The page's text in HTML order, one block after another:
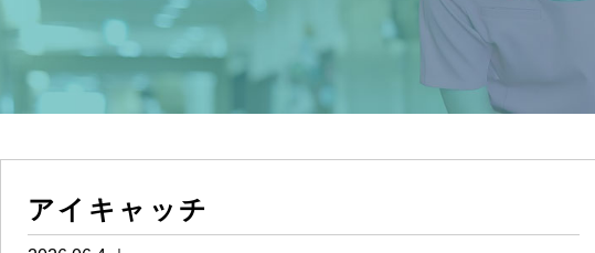
アイキャッチ